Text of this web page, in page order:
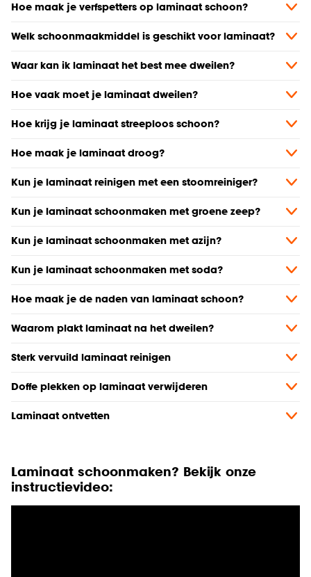
Hoe maak je verfspetters op laminaat schoon?
Welk schoonmaakmiddel is geschikt voor laminaat?
Waar kan ik laminaat het best mee dweilen?
Hoe vaak moet je laminaat dweilen?
Hoe krijg je laminaat streeploos schoon?
Hoe maak je laminaat droog?
Kun je laminaat reinigen met een stoomreiniger?
Kun je laminaat schoonmaken met groene zeep?
Kun je laminaat schoonmaken met azijn?
Kun je laminaat schoonmaken met soda?
Hoe maak je de naden van laminaat schoon?
Waarom plakt laminaat na het dweilen?
Sterk vervuild laminaat reinigen
Doffe plekken op laminaat verwijderen
Laminaat ontvetten
Laminaat schoonmaken? Bekijk onze
instructievideo: